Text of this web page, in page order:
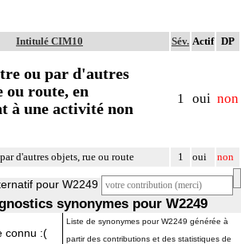
Intitulé CIM10 Sév. Actif DP
ou par d'autres
ou route, en
à une activité non
1 oui non
d'autres objets, rue ou route 1 oui non
pour W2249
synonymes pour W2249
connu :(
Liste de synonymes pour W2249 générée à
partir des contributions et des statistiques de